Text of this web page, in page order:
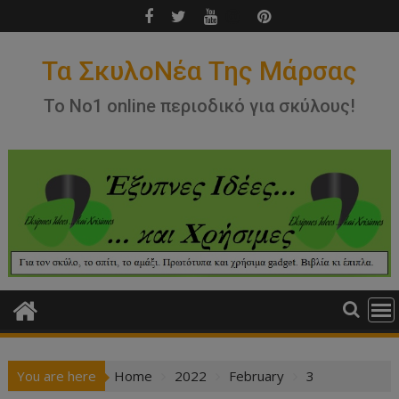
to
Τα ΣκυλοΝέα Της Μάρσας
Το Νο1 online περιοδικό για σκύλους!
You are here Home 2022 February 3